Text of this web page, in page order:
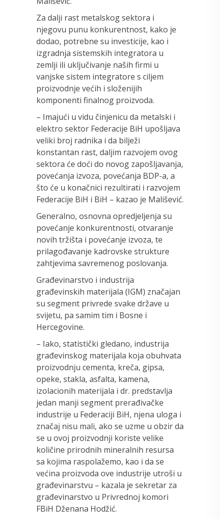
Za dalji rast metalskog sektora i
njegovu punu konkurentnost, kako je
dodao, potrebne su investicije, kao i
izgradnja sistemskih integratora u
zemlji ili uključivanje naših firmi u
vanjske sistem integratore s ciljem
proizvodnje većih i složenijih
komponenti finalnog proizvoda.
– Imajući u vidu činjenicu da metalski i
elektro sektor Federacije BiH upošljava
veliki broj radnika i da bilježi
konstantan rast, daljim razvojem ovog
sektora će doći do novog zapošljavanja,
povećanja izvoza, povećanja BDP-a, a
što će u konačnici rezultirati i razvojem
Federacije BiH i BiH – kazao je Mališević.
Generalno, osnovna opredjeljenja su
povećanje konkurentnosti, otvaranje
novih tržišta i povećanje izvoza, te
prilagođavanje kadrovske strukture
zahtjevima savremenog poslovanja.
Građevinarstvo i industrija
građevinskih materijala (IGM) značajan
su segment privrede svake države u
svijetu, pa samim tim i Bosne i
Hercegovine.
– Iako, statistički gledano, industrija
građevinskog materijala koja obuhvata
proizvodnju cementa, kreča, gipsa,
opeke, stakla, asfalta, kamena,
izolacionih materijala i dr. predstavlja
jedan manji segment prerađivačke
industrije u Federaciji BiH, njena uloga i
značaj nisu mali, ako se uzme u obzir da
se u ovoj proizvodnji koriste velike
količine prirodnih mineralnih resursa
sa kojima raspolažemo, kao i da se
većina proizvoda ove industrije utroši u
građevinarstvu – kazala je sekretar za
građevinarstvo u Privrednoj komori
FBiH Dženana Hodžić.